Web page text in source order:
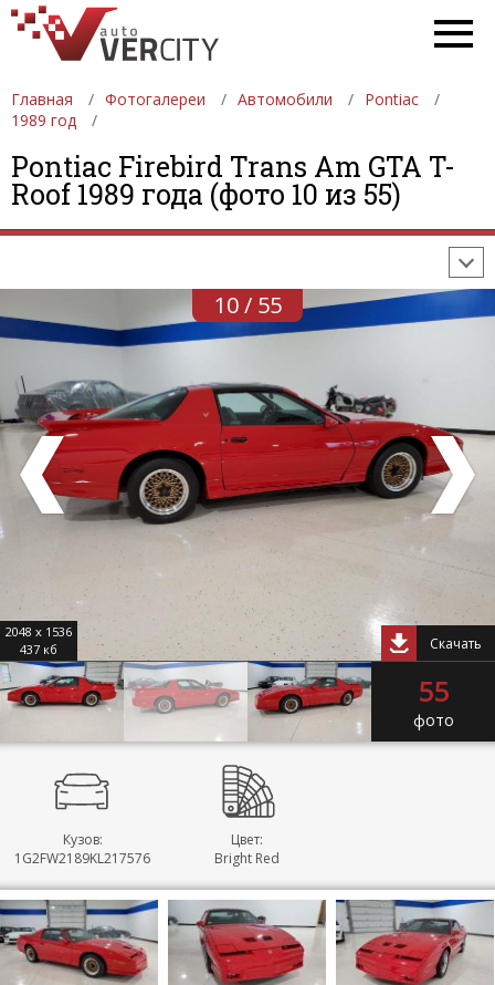
Главная Фотогалереи Автомобили
Pontiac
1989 год
Pontiac Firebird Trans Am GTA T-
Roof 1989 года (фото 10 из 55)
ФОТОГАЛЕРЕИ АВТОМОБИЛИ
ДЕВУШКИ
АВТОСАЛОНЫ
ФОРМУЛА-1
10 / 55
2048 x 1536
437 кб
Скачать
55
фото
Кузов:
1G2FW2189KL217576
Цвет:
Bright Red